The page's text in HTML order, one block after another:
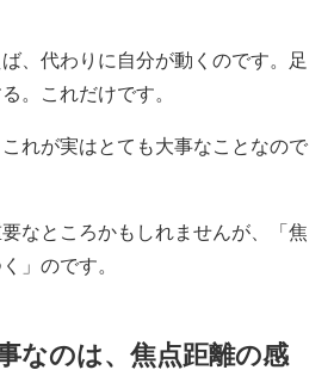
、代わりに自分が動くのです。足
。これだけです。
れが実はとても大事なことなので
なところかもしれませんが、「焦
」のです。
なのは、焦点距離の感